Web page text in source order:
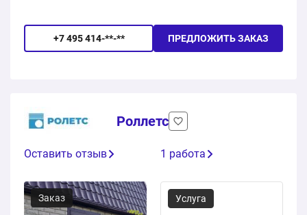
+7 495 414-**-** ПРЕДЛОЖИТЬ ЗАКАЗ
Роллетс
Оставить отзыв 1 работа
Заказ Услуга